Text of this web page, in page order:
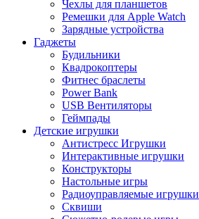
Чехлы для планшетов
Ремешки для Apple Watch
Зарядные устройства
Гаджеты
Будильники
Квадрокоптеры
Фитнес браслеты
Power Bank
USB Вентиляторы
Геймпады
Детские игрушки
Антистресс Игрушки
Интерактивные игрушки
Конструкторы
Настольные игры
Радиоуправляемые игрушки
Сквиши